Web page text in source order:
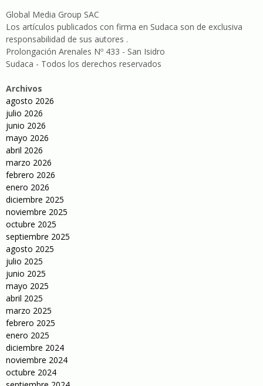
Global Media Group SAC
Los artículos publicados con firma en Sudaca son de exclusiva
responsabilidad de sus autores .
Prolongación Arenales Nº 433 - San Isidro
Sudaca - Todos los derechos reservados
Archivos
agosto 2026
julio 2026
junio 2026
mayo 2026
abril 2026
marzo 2026
febrero 2026
enero 2026
diciembre 2025
noviembre 2025
octubre 2025
septiembre 2025
agosto 2025
julio 2025
junio 2025
mayo 2025
abril 2025
marzo 2025
febrero 2025
enero 2025
diciembre 2024
noviembre 2024
octubre 2024